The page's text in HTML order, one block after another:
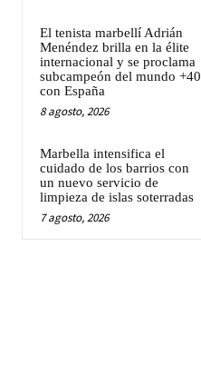
El tenista marbellí Adrián
Menéndez brilla en la élite
internacional y se proclama
subcampeón del mundo +40
con España
8 agosto, 2026
Marbella intensifica el
cuidado de los barrios con
un nuevo servicio de
limpieza de islas soterradas
7 agosto, 2026